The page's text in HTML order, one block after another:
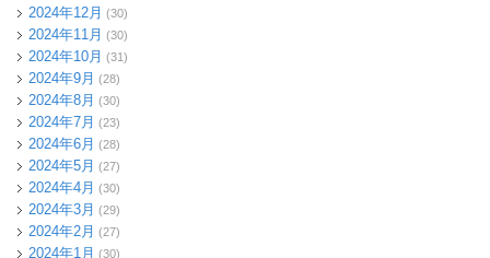
2024年12月 (30)
2024年11月 (30)
2024年10月 (31)
2024年9月 (28)
2024年8月 (30)
2024年7月 (23)
2024年6月 (28)
2024年5月 (27)
2024年4月 (30)
2024年3月 (29)
2024年2月 (27)
2024年1月 (30)